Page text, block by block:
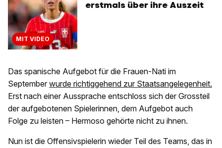
MIT VIDEO
erstmals über ihre Auszeit
Das spanische Aufgebot für die Frauen-Nati im
September wurde richtiggehend zur Staatsangelegenheit.
Erst nach einer Aussprache entschloss sich der Grossteil
der aufgebotenen Spielerinnen, dem Aufgebot auch
Folge zu leisten – Hermoso gehörte nicht zu ihnen.
Nun ist die Offensivspielerin wieder Teil des Teams, das in